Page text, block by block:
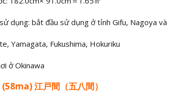
dụng: bắt đầu sử dụng ở tỉnh Gifu, Nagoya
Yamagata, Fukushima, Hokuriku
ở Okinawa
江戸間（五八間）